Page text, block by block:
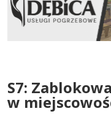
S7:
w